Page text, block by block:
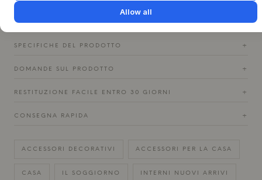
sensoriale di luci e ombre.
SPECIFICHE DEL PRODOTTO +
DOMANDE SUL PRODOTTO +
RESTITUZIONE FACILE ENTRO 30 GIORNI +
CONSEGNA RAPIDA +
ACCESSORI DECORATIVI ACCESSORI PER LA CASA
CASA IL SOGGIORNO INTERNI NUOVI ARRIVI
Allow all